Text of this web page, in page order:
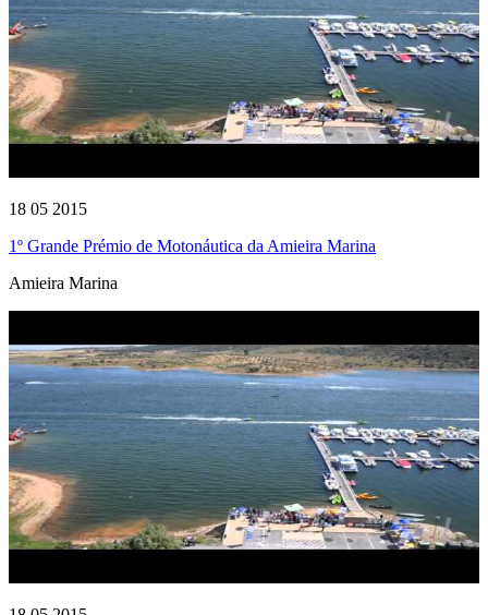
18 05 2015
1º Grande Prémio de Motonáutica da Amieira Marina
Amieira Marina